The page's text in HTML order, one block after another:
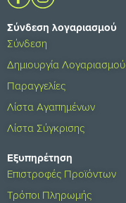
Σύνδεση λογαριασμού
Σύνδεση
Δημιουργία Λογαριασμού
Παραγγελίες
Λίστα Αγαπημένων
Λίστα Σύγκρισης
Εξυπηρέτηση
Επιστροφές Προϊόντων
Τρόποι Πληρωμής